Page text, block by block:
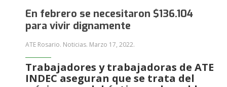
En febrero se necesitaron $136.104
para vivir dignamente
ATE Rosario. Noticias. Marzo 17, 2022.
Trabajadores y trabajadoras de ATE
INDEC aseguran que se trata del